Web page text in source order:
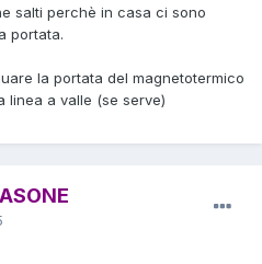
salti perchè in casa ci sono
portata.
la portata del magnetotermico
linea a valle (se serve)